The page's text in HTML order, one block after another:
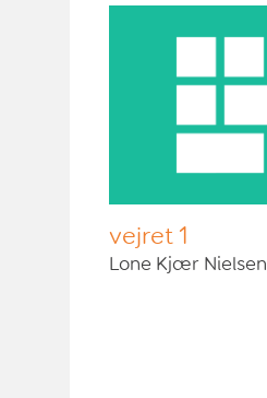
vejret 1
Lone Kjær Nielsen